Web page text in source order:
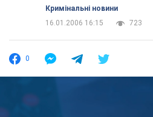
Кримінальні новини
16.01.2006 16:15
723
0